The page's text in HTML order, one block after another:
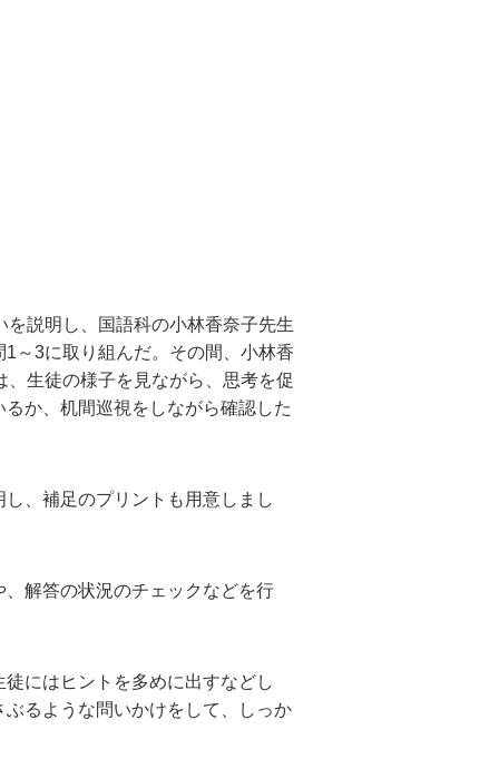
説明し、国語科の小林香奈子先生
～3に取り組んだ。その間、小林香
生徒の様子を見ながら、思考を促
か、机間巡視をしながら確認した
、補足のプリントも用意しまし
解答の状況のチェックなどを行
にはヒントを多めに出すなどし
るような問いかけをして、しっか